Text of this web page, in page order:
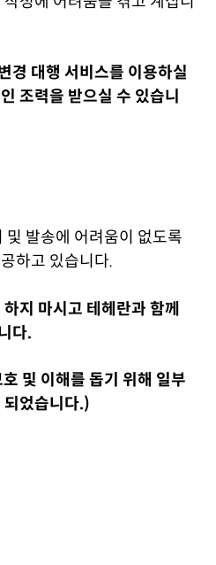
경 대행 서비스를 이용하실
조력을 받으실 수 있습니
및 발송에 어려움이 없도록
하고 있습니다.
지 마시고 테헤란과 함께
다.
및 이해를 돕기 위해 일부
되었습니다.)